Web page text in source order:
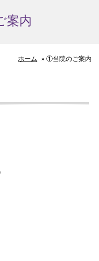
案内
ホーム » ①当院のご案内